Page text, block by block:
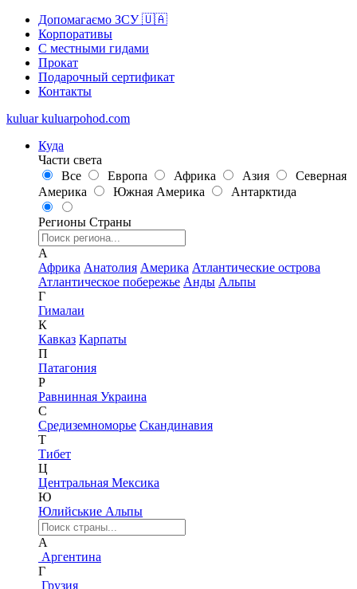
Допомагаємо ЗСУ 🇺🇦
Корпоративы
С местными гидами
Прокат
Подарочный сертификат
Контакты
kuluar kuluarpohod.com
Куда
Части света
Все
Европа Африка Азия
Северная
Америка
Южная Америка Антарктида
Регионы Страны
А
Африка Анатолия Америка Атлантические острова
Атлантическое побережье Анды Альпы
Г
Гималаи
К
Кавказ Карпаты
П
Патагония
Р
Равнинная Украина
С
Средиземноморье Скандинавия
Т
Тибет
Ц
Центральная Мексика
Ю
Юлийськие Альпы
А
Аргентина
Г
Грузия